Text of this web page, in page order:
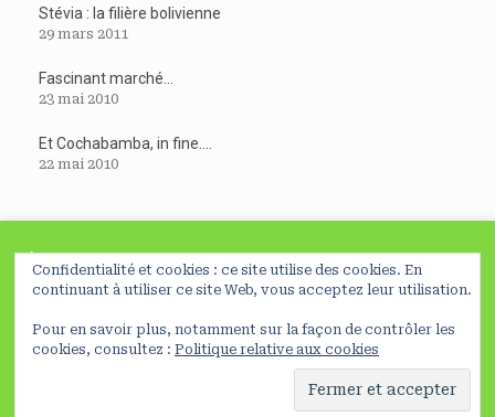
Stévia : la filière bolivienne
29 mars 2011
Fascinant marché…
23 mai 2010
Et Cochabamba, in fine….
22 mai 2010
©ClaraDelpas, 2026Mentions légales
Theme
À lire avant de poursuivre
En poursuivant votre navigation sur ce site, vous acceptez
statistiques et d’études d’usage
Préferences
Confidentialité et cookies : ce site utilise des cookies. En
continuant à utiliser ce site Web, vous acceptez leur utilisation.
Pour en savoir plus, notamment sur la façon de contrôler les
cookies, consultez : Politique relative aux cookies